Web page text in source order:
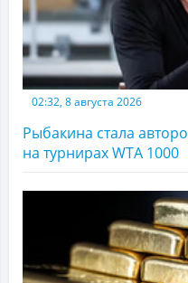
02:32, 8 августа 2026
Рыбакина стала
на турнирах WTA 1000